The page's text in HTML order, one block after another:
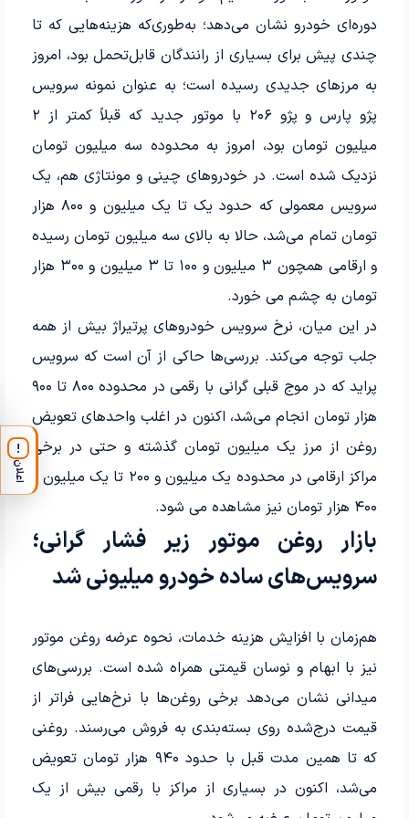
دوره‌ای خودرو نشان می‌دهد؛ به‌طوری‌که هزینه‌هایی که تا
چندی پیش برای بسیاری از رانندگان قابل‌تحمل بود، امروز
به مرزهای جدیدی رسیده است؛ به عنوان نمونه سرویس
پژو پارس و پژو ۲۰۶ با موتور جدید که قبلاً کمتر از ۲
میلیون تومان بود، امروز به محدوده سه میلیون تومان
نزدیک شده است. در خودروهای چینی و مونتاژی هم، یک
سرویس معمولی که حدود یک تا یک میلیون و ۸۰۰ هزار
تومان تمام می‌شد، حالا به بالای سه میلیون تومان رسیده
و ارقامی همچون ۳ میلیون و ۱۰۰ تا ۳ میلیون و ۳۰۰ هزار
تومان به چشم می خورد.
در این میان، نرخ سرویس خودروهای پرتیراژ بیش از همه
جلب توجه می‌کند. بررسی‌ها حاکی از آن است که سرویس
پراید که در موج قبلی گرانی با رقمی در محدوده ۸۰۰ تا ۹۰۰
هزار تومان انجام می‌شد، اکنون در اغلب واحدهای تعویض
روغن از مرز یک میلیون تومان گذشته و حتی در برخی
مراکز ارقامی در محدوده یک میلیون و ۲۰۰ تا یک میلیون و
۴۰۰ هزار تومان نیز مشاهده می شود.
بازار روغن موتور زیر فشار گرانی؛
سرویس‌های ساده خودرو میلیونی شد
هم‌زمان با افزایش هزینه خدمات، نحوه عرضه روغن موتور
نیز با ابهام و نوسان قیمتی همراه شده است. بررسی‌های
میدانی نشان می‌دهد برخی روغن‌ها با نرخ‌هایی فراتر از
قیمت درج‌شده روی بسته‌بندی به فروش می‌رسند. روغنی
که تا همین مدت قبل با حدود ۹۴۰ هزار تومان تعویض
می‌شد، اکنون در بسیاری از مراکز با رقمی بیش از یک
!
اعلان